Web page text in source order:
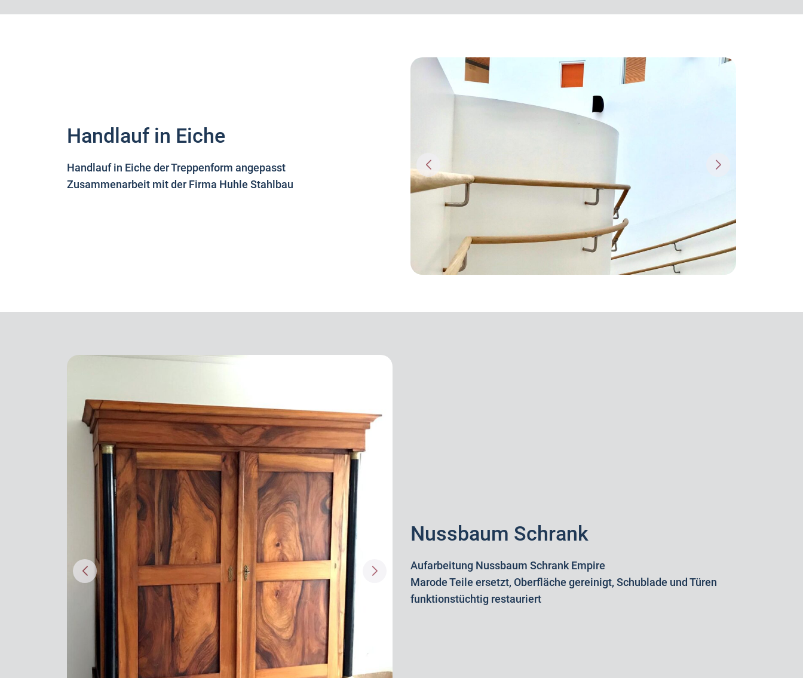
Handlauf in Eiche
Handlauf in Eiche der Treppenform angepasst
Zusammenarbeit mit der Firma Huhle Stahlbau
Nussbaum Schrank
Aufarbeitung Nussbaum Schrank Empire
Marode Teile ersetzt, Oberfläche gereinigt, Schublade und Türen
funktionstüchtig restauriert